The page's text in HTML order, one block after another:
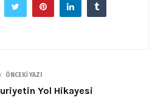
ÖNCEKI YAZI
Yol Hikayesi